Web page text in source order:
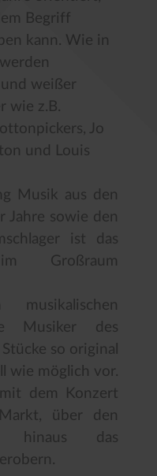
Begriff
kann. Wie in
weißer
wie z.B.
Jo
und Louis
Musik aus den
Jahre sowie den
ist das
im Großraum
Musiker des
so original
wie möglich vor.
dem Konzert
über den
hinaus das